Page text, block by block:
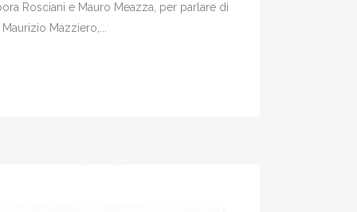
Rosciani e Mauro Meazza, per parlare di
Mazziero,...